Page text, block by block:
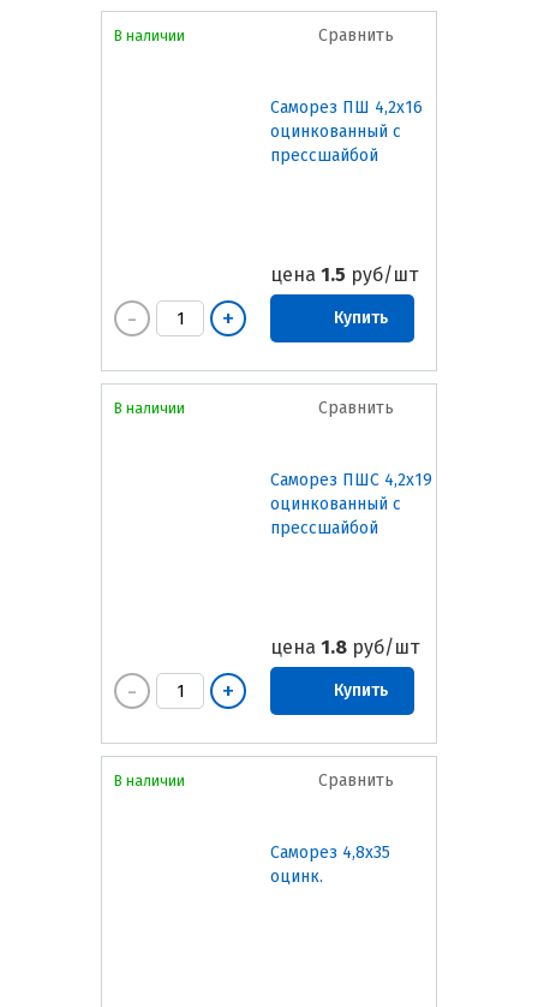
Сравнить
Саморез ПШ 4,2х16
оцинкованный с
прессшайбой
цена 1.5 руб/шт
Купить
В наличии
Сравнить
Саморез ПШС 4,2х19
оцинкованный с
прессшайбой
цена 1.8 руб/шт
Купить
В наличии
Сравнить
Саморез 4,8х35
оцинк.
В наличии